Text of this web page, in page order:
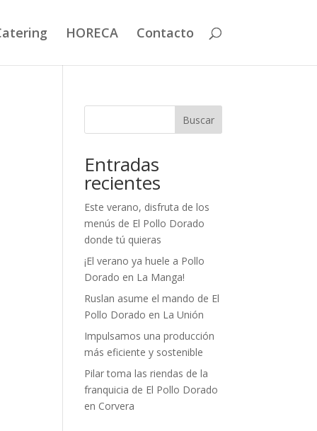
HORECA Contacto
Buscar
Entradas
recientes
Este verano, disfruta de los
menús de El Pollo Dorado
donde tú quieras
¡El verano ya huele a Pollo
Dorado en La Manga!
Ruslan asume el mando de El
Pollo Dorado en La Unión
Impulsamos una producción
más eficiente y sostenible
Pilar toma las riendas de la
franquicia de El Pollo Dorado
en Corvera